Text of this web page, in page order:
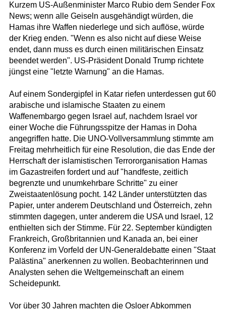
Kurzem US-Außenminister Marco Rubio dem Sender Fox
News; wenn alle Geiseln ausgehändigt würden, die
Hamas ihre Waffen niederlege und sich auflöse, würde
der Krieg enden. "Wenn es also nicht auf diese Weise
endet, dann muss es durch einen militärischen Einsatz
beendet werden". US-Präsident Donald Trump richtete
jüngst eine "letzte Warnung" an die Hamas.
Auf einem Sondergipfel in Katar riefen unterdessen gut 60
arabische und islamische Staaten zu einem
Waffenembargo gegen Israel auf, nachdem Israel vor
einer Woche die Führungsspitze der Hamas in Doha
angegriffen hatte. Die UNO-Vollversammlung stimmte am
Freitag mehrheitlich für eine Resolution, die das Ende der
Herrschaft der islamistischen Terrororganisation Hamas
im Gazastreifen fordert und auf "handfeste, zeitlich
begrenzte und unumkehrbare Schritte" zu einer
Zweistaatenlösung pocht. 142 Länder unterstützten das
Papier, unter anderem Deutschland und Österreich, zehn
stimmten dagegen, unter anderem die USA und Israel, 12
enthielten sich der Stimme. Für 22. September kündigten
Frankreich, Großbritannien und Kanada an, bei einer
Konferenz im Vorfeld der UN-Generaldebatte einen "Staat
Palästina" anerkennen zu wollen. Beobachterinnen und
Analysten sehen die Weltgemeinschaft an einem
Scheidepunkt.
Vor über 30 Jahren machten die Osloer Abkommen